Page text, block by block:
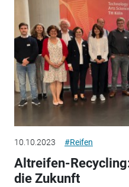
10.10.2023 #Reifen
Altreifen-
die Zukunft